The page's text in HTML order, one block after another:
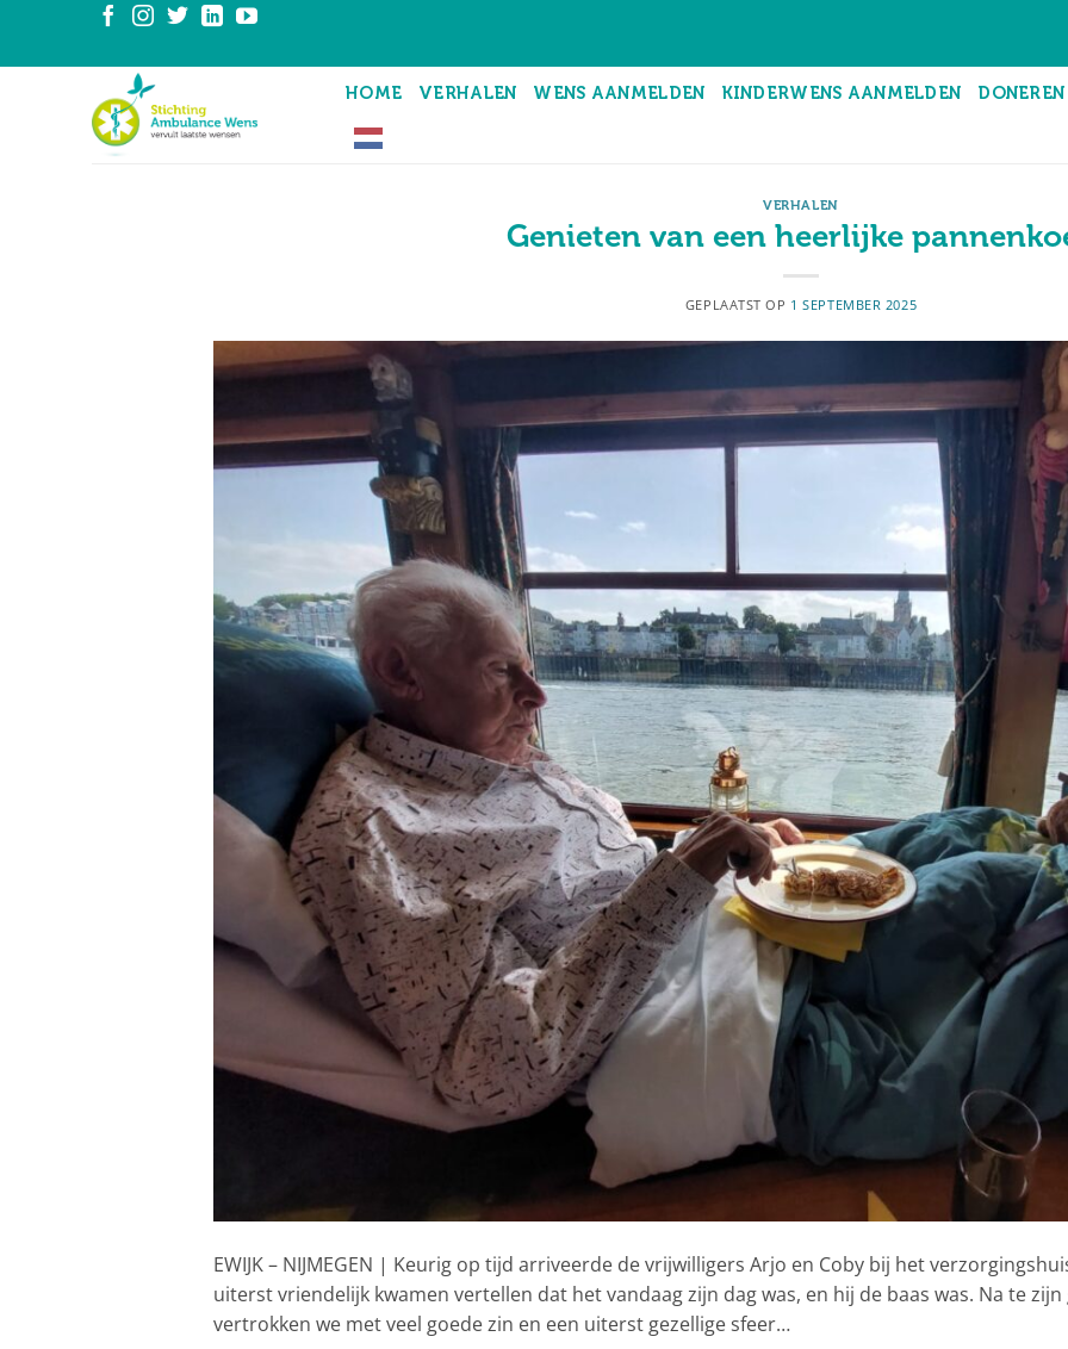
inhoud
HOME VERHALEN WENS AANMELDEN KINDERWENS AANMELDEN DONEREN
VERHALEN
Genieten van een heerlijke
GEPLAATST OP 1 SEPTEMBER 2025
EWIJK – NIJMEGEN | Keurig op tijd arriveerde de vrijwilligers Arjo en Coby bij het
uiterst vriendelijk kwamen vertellen dat het vandaag zijn dag was, en hij de baas was. Na te
vertrokken we met veel goede zin en een uiterst gezellige sfeer…